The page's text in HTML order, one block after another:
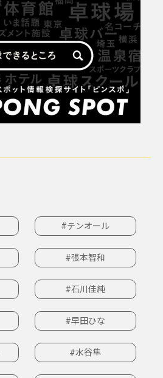
#テンオール
#張本智和
#石川佳純
#早田ひな
#水谷隼